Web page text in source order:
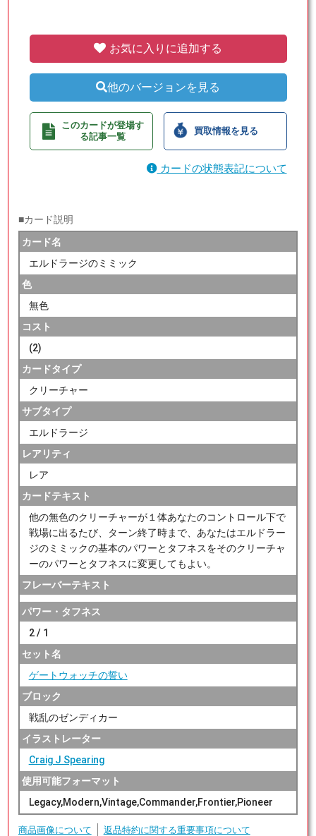
お気に入りに追加する
他のバージョンを見る
このカードが登場す
る記事一覧
買取情報を見る
カードの状態表記について
■カード説明
カード名
エルドラージのミミック
色
無色
コスト
(2)
カードタイプ
クリーチャー
サブタイプ
エルドラージ
レアリティ
レア
カードテキスト
他の無色のクリーチャーが１体あなたのコントロール下で
戦場に出るたび、ターン終了時まで、あなたはエルドラー
ジのミミックの基本のパワーとタフネスをそのクリーチャ
ーのパワーとタフネスに変更してもよい。
フレーバーテキスト
パワー・タフネス
2 / 1
セット名
ゲートウォッチの誓い
ブロック
戦乱のゼンディカー
イラストレーター
Craig J Spearing
使用可能フォーマット
Legacy,Modern,Vintage,Commander,Frontier,Pioneer
商品画像について 返品特約に関する重要事項について